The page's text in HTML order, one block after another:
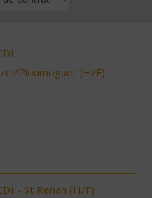
-
Ploumoguer (H/F)
- St Renan (H/F)